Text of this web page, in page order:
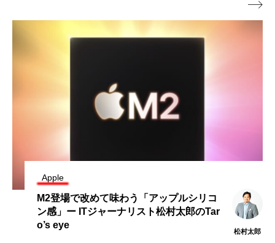
Apple
M2登場で改めて味わう「アップルシリコ
ン感」ー ITジャーナリスト松村太郎のTar
o’s eye
松村太郎
